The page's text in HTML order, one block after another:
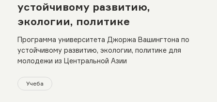
устойчивому развитию,
экологии, политике
Программа университета Джоржа Вашингтона по
устойчивому развитию, экологии, политике для
молодежи из Центральной Азии
Учеба